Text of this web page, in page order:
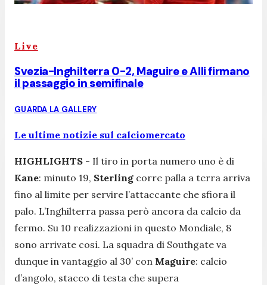
Live
Svezia-Inghilterra 0-2, Maguire e Alli firmano
il passaggio in semifinale
GUARDA LA GALLERY
Le ultime notizie sul calciomercato
HIGHLIGHTS - Il tiro in porta numero uno è di
Kane: minuto 19, Sterling corre palla a terra arriva
fino al limite per servire l’attaccante che sfiora il
palo. L’Inghilterra passa però ancora da calcio da
fermo. Su 10 realizzazioni in questo Mondiale, 8
sono arrivate così. La squadra di Southgate va
dunque in vantaggio al 30’ con Maguire: calcio
d’angolo, stacco di testa che supera